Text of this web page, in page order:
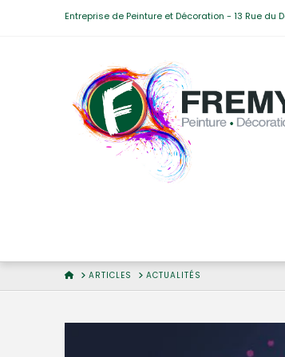
Entreprise de Peinture et Décoration - 13 Rue du
HOMEARTICLES ACTUALITÉS